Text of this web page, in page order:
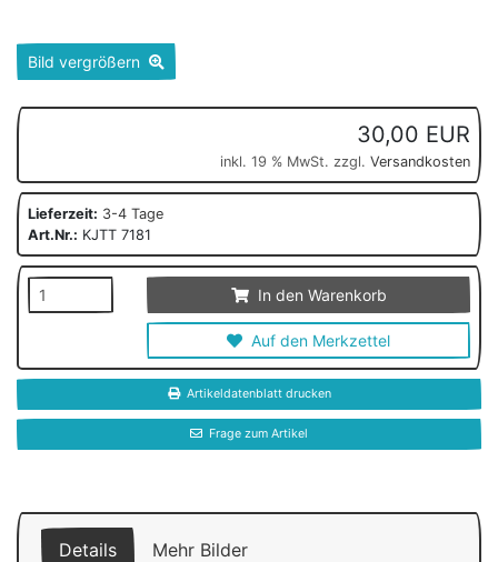
Bild vergrößern
30,00 EUR
inkl. 19 % MwSt. zzgl. Versandkosten
Lieferzeit: 3-4 Tage
Art.Nr.: KJTT 7181
In den Warenkorb
Auf den Merkzettel
Artikeldatenblatt drucken
Frage zum Artikel
Details Mehr Bilder